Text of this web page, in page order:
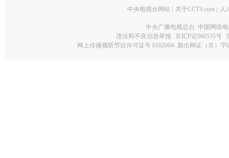
中央电视台网站 关于CCTV.com 人
中央广播电视总台 中国网络
违法和不良信息举报
京ICP证060535号
网上传播视听节目许可证号 0102004 新出网证（京）